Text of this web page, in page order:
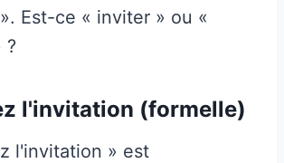
Est-ce « inviter » ou «
?
l'invitation (formelle)
l'invitation » est